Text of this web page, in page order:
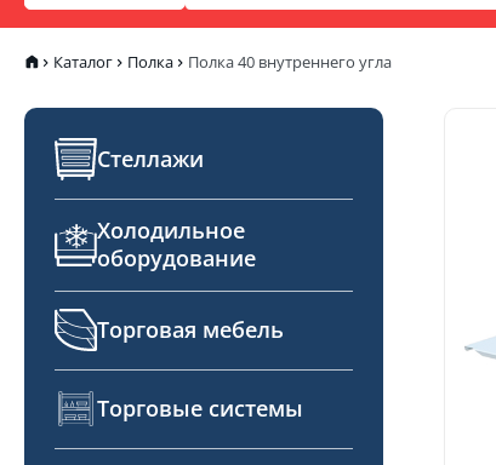
Каталог Полка Полка 40 внутреннего угла
Стеллажи
Холодильное
оборудование
Торговая мебель
Торговые системы